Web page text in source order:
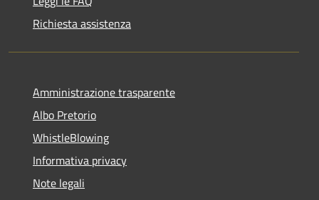
Richiesta assistenza
Amministrazione trasparente
Albo Pretorio
WhistleBlowing
Informativa privacy
Note legali